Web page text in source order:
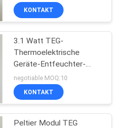
Wechselstromwiderstand
KONTAKT
3.1 Watt TEG-
Thermoelektrische
Geräte-Entfeuchter-
Kühlungsanlage
negotiable MOQ:10
KONTAKT
Peltier Modul TEG